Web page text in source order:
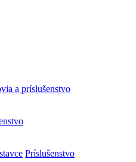
a príslušenstvo
Príslušenstvo